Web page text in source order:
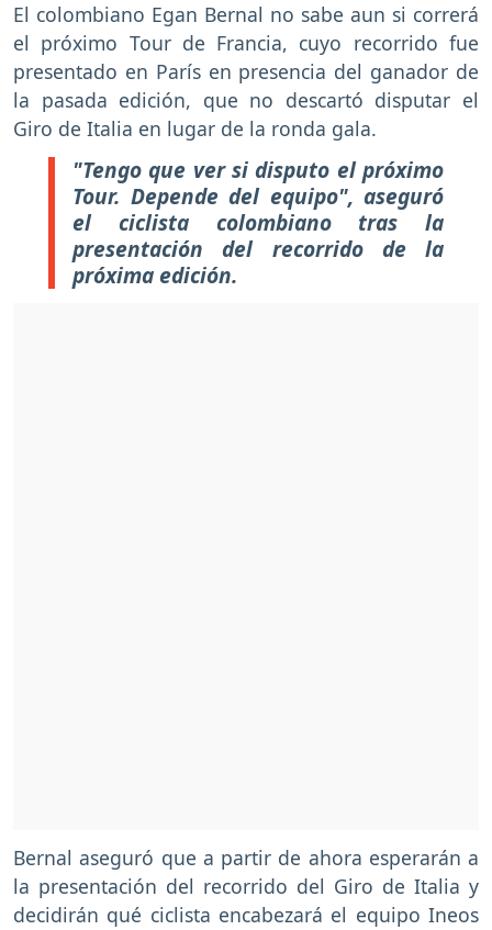
El colombiano Egan Bernal no sabe aun si correrá
el próximo Tour de Francia, cuyo recorrido fue
presentado en París en presencia del ganador de
la pasada edición, que no descartó disputar el
Giro de Italia en lugar de la ronda gala.
"Tengo que ver si disputo el próximo
Tour. Depende del equipo", aseguró
el ciclista colombiano tras la
presentación del recorrido de la
próxima edición.
Bernal aseguró que a partir de ahora esperarán a
la presentación del recorrido del Giro de Italia y
decidirán qué ciclista encabezará el equipo Ineos